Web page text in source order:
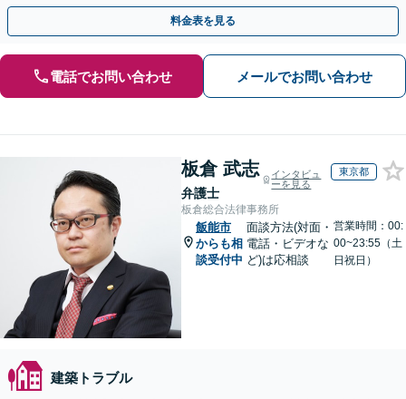
ルも多くの対応実績あり。【電話相談・Web面談可】
料金表を見る
電話でお問い合わせ メールでお問い合わせ
板倉 武志
弁護士
インタビュ
ーを見る
東京都
板倉総合法律事務所
飯能市
からも相
談受付中
面談方法(対面・
電話・ビデオな
ど)は応相談
営業時間：00:
00~23:55（土
日祝日）
建築トラブル